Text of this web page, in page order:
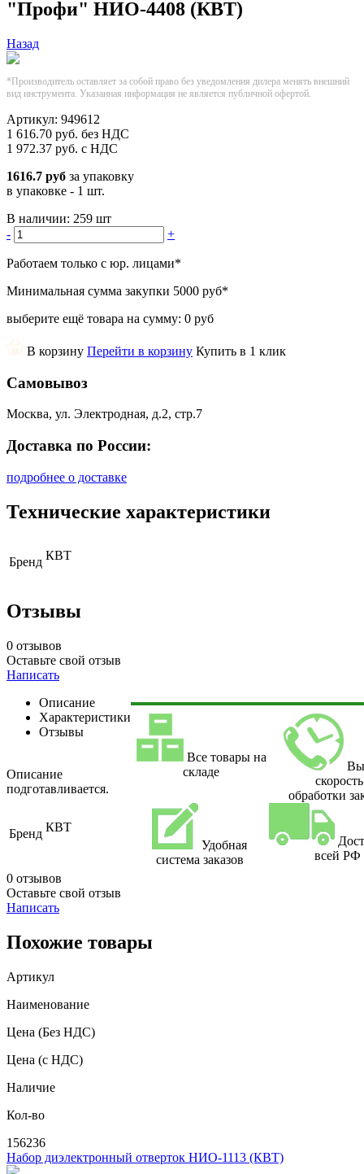
"Профи" НИО-4408 (КВТ)
Назад
*Производитель оставляет за собой право без уведомления дилера менять внешний
вид инструмента. Указанная информация не является публичной офертой.
Артикул: 949612
1 616.70 руб. без НДС
1 972.37 руб. с НДС
1616.7 руб за упаковку
в упаковке - 1 шт.
В наличии: 259 шт
-
+
Работаем только с юр. лицами*
Минимальная сумма закупки 5000 руб*
выберите ещё товара на сумму: 0 руб
В корзину Перейти в корзину Купить в 1 клик
Самовывоз
Москва, ул. Электродная, д.2, стр.7
Доставка по России:
подробнее о доставке
Технические характеристики
Бренд КВТ
Отзывы
0 отзывов
Оставьте свой отзыв
Написать
Описание
Характеристики
Отзывы
Описание
подготавливается.
Бренд КВТ
0 отзывов
Оставьте свой отзыв
Написать
Все товары на
складе
скорость
обработки
Удобная
система заказов
всей РФ
Похожие товары
Артикул
Наименование
Цена (Без НДС)
Цена (с НДС)
Наличие
Кол-во
156236
Набор диэлектронный отверток НИО-1113 (КВТ)